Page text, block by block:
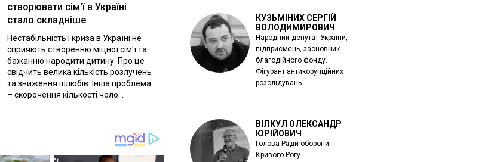
створювати сім'ї в Україні
стало складніше
Нестабільність і криза в Україні не
сприяють створенню міцної сім'ї та
бажанню народити дитину. Про це
свідчить велика кількість розлучень
та зниження шлюбів. Інша проблема
– скорочення кількості чоло...
КУЗЬМІНИХ СЕРГІЙ
ВОЛОДИМИРОВИЧ
Народний депутат України,
підприємець, засновник
благодійного фонду.
Фігурант антикорупційних
розслідувань
ВІЛКУЛ ОЛЕКСАНДР
ЮРІЙОВИЧ
Голова Ради оборони
Кривого Рогу